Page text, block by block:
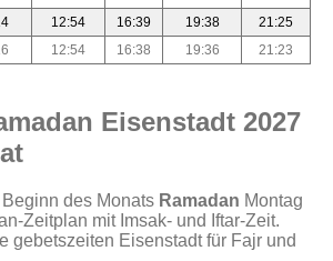
12:54 16:39 19:38
21:25
12:54 16:38 19:36 21:23
Eisenstadt 2027
des Monats Ramadan Montag
Zeitplan mit Imsak- und Iftar-Zeit.
gebetszeiten Eisenstadt für Fajr und